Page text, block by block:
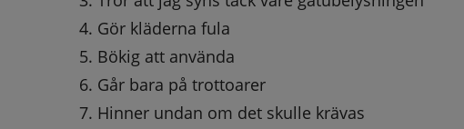
Gör kläderna fula
Bökig att använda
Går bara på trottoarer
Hinner undan om det skulle krävas